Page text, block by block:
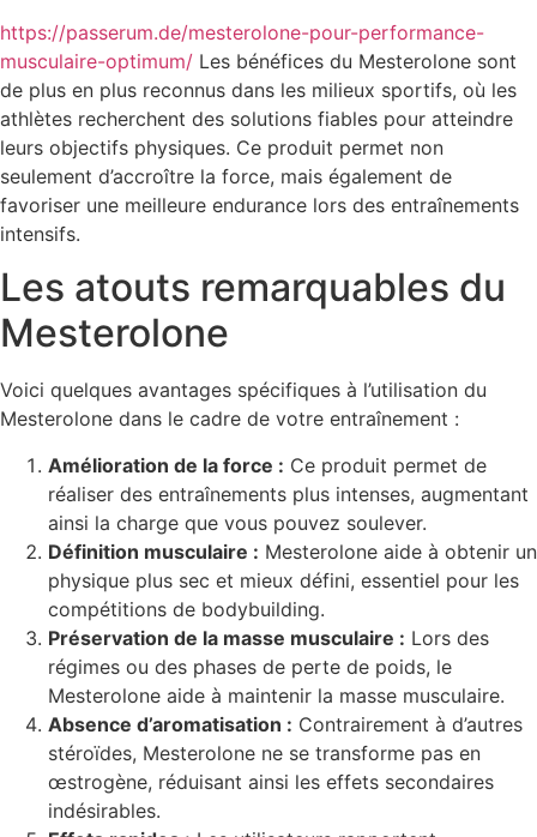
https://passerum.de/mesterolone-pour-performance-
musculaire-optimum/ Les bénéfices du Mesterolone sont
de plus en plus reconnus dans les milieux sportifs, où les
athlètes recherchent des solutions fiables pour atteindre
leurs objectifs physiques. Ce produit permet non
seulement d’accroître la force, mais également de
favoriser une meilleure endurance lors des entraînements
intensifs.
Les atouts remarquables du
Mesterolone
Voici quelques avantages spécifiques à l’utilisation du
Mesterolone dans le cadre de votre entraînement :
Amélioration de la force : Ce produit permet de
réaliser des entraînements plus intenses, augmentant
ainsi la charge que vous pouvez soulever.
Définition musculaire : Mesterolone aide à obtenir un
physique plus sec et mieux défini, essentiel pour les
compétitions de bodybuilding.
Préservation de la masse musculaire : Lors des
régimes ou des phases de perte de poids, le
Mesterolone aide à maintenir la masse musculaire.
Absence d’aromatisation : Contrairement à d’autres
stéroïdes, Mesterolone ne se transforme pas en
œstrogène, réduisant ainsi les effets secondaires
indésirables.